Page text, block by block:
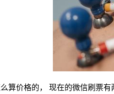
算价格的， 现在的微信刷票